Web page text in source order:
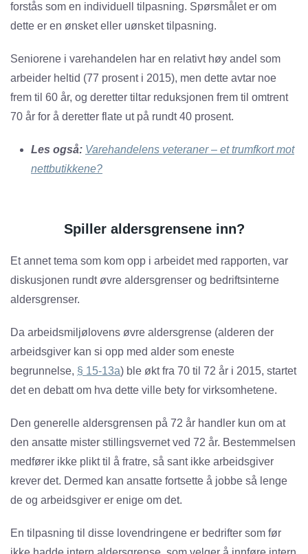
forstås som en individuell tilpasning. Spørsmålet er om
dette er en ønsket eller uønsket tilpasning.
Seniorene i varehandelen har en relativt høy andel som
arbeider heltid (77 prosent i 2015), men dette avtar noe
frem til 60 år, og deretter tiltar reduksjonen frem til omtrent
70 år for å deretter flate ut på rundt 40 prosent.
Les også: Varehandelens veteraner – et trumfkort mot
nettbutikkene?
Spiller aldersgrensene inn?
Et annet tema som kom opp i arbeidet med rapporten, var
diskusjonen rundt øvre aldersgrenser og bedriftsinterne
aldersgrenser.
Da arbeidsmiljølovens øvre aldersgrense (alderen der
arbeidsgiver kan si opp med alder som eneste
begrunnelse, § 15-13a) ble økt fra 70 til 72 år i 2015, startet
det en debatt om hva dette ville bety for virksomhetene.
Den generelle aldersgrensen på 72 år handler kun om at
den ansatte mister stillingsvernet ved 72 år. Bestemmelsen
medfører ikke plikt til å fratre, så sant ikke arbeidsgiver
krever det. Dermed kan ansatte fortsette å jobbe så lenge
de og arbeidsgiver er enige om det.
En tilpasning til disse lovendringene er bedrifter som før